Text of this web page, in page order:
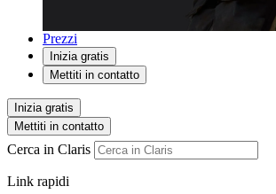
Prezzi
Inizia gratis
Mettiti in contatto
Inizia gratis
Mettiti in contatto
Cerca in Claris
Link rapidi